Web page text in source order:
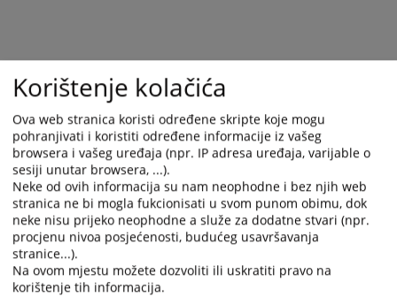
Trenutno nema vijesti
Korištenje kolačića
Ova web stranica koristi određene skripte koje mogu
pohranjivati i koristiti određene informacije iz vašeg
browsera i vašeg uređaja (npr. IP adresa uređaja, varijable o
sesiji unutar browsera, ...).
Neke od ovih informacija su nam neophodne i bez njih web
stranica ne bi mogla fukcionisati u svom punom obimu, dok
neke nisu prijeko neophodne a služe za dodatne stvari (npr.
procjenu nivoa posjećenosti, budućeg usavršavanja
stranice...).
Na ovom mjestu možete dozvoliti ili uskratiti pravo na
korištenje tih informacija.